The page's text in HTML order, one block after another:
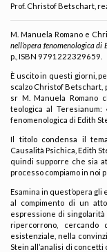
Prof. Christof Betschart,
M. Manuela Romano e
nell’opera fenomenologica di
p., ISBN 9791222329659.
È uscito in questi giorni,
scalzo Christof Betschart,
sr M. Manuela Romano
teologica al Teresianum:
fenomenologica di Edith
Il titolo condensa il
Causalità Psichica, Edith
quindi supporre che sia
processo compiamo in noi
Esamina in quest’opera
al compimento di un
espressione di singolarità
ripercorrono,
esistenziale, nella
Stein all’analisi di